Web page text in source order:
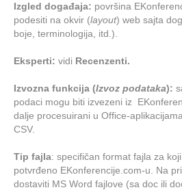
Izgled događaja: površina
podesiti na okvir (layout) web sajta
boje, terminologija, itd.).
Eksperti: vidi Recenzenti.
Izvozna funkcija (Izvoz podataka):
podaci mogu biti izvezeni iz
dalje procesuirani u Office-
CSV.
Tip fajla: specifičan format fajla za
potvrđeno EKonferencije.com-u. Na
dostaviti MS Word fajlove (sa doc ili